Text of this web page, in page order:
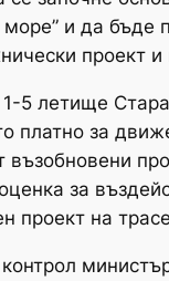
и да бъде
проект
5 летище
платно за
възобновени
за
проект на